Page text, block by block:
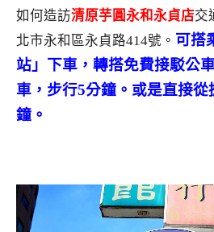
如何造訪清原芋圓永和永貞店交
北市永和區永貞路414號 。 可搭
站」下車，轉搭免費接駁公
車，步行5分鐘。或是直接從
鐘。